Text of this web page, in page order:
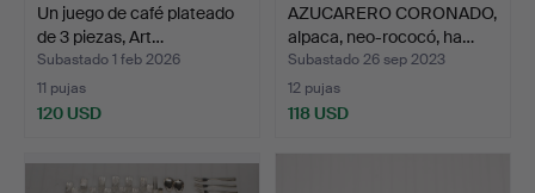
Un juego de café plateado
de 3 piezas, Art…
Subastado 1 feb 2026
11 pujas
120 USD
AZUCARERO CORONADO,
alpaca, neo-rococó, ha…
Subastado 26 sep 2023
12 pujas
118 USD